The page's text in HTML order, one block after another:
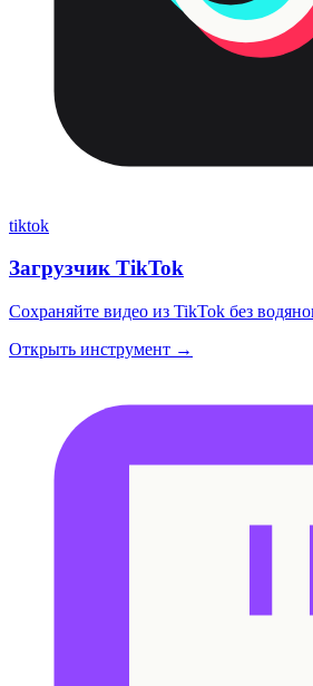
tiktok
Загрузчик TikTok
Сохраняйте видео из TikTok без
Открыть инструмент →